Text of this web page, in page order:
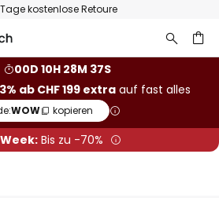
kostenlose Retoure
00D 10H 28M 36S
ab CHF 199 extra auf fast alles
WOW kopieren
Bis zu -70%